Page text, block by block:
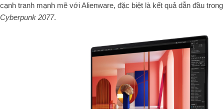
cạnh tranh mạnh mẽ với Alienware, đặc biệt là kết quả dẫn đầu trong
Cyberpunk 2077.